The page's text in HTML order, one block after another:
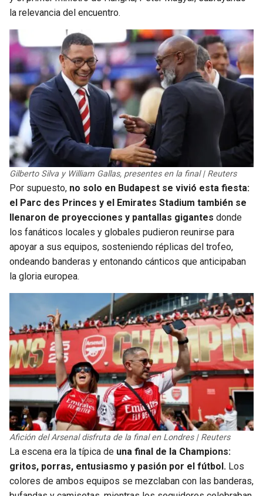
la relevancia del encuentro.
Gilberto Silva y William Gallas, presentes en la final | Reuters
Por supuesto, no solo en Budapest se vivió esta fiesta:
el Parc des Princes y el Emirates Stadium también se
llenaron de proyecciones y pantallas gigantes donde
los fanáticos locales y globales pudieron reunirse para
apoyar a sus equipos, sosteniendo réplicas del trofeo,
ondeando banderas y entonando cánticos que anticipaban
la gloria europea.
Afición del Arsenal disfruta de la final en Londres | Reuters
La escena era la típica de una final de la Champions:
gritos, porras, entusiasmo y pasión por el fútbol. Los
colores de ambos equipos se mezclaban con las banderas,